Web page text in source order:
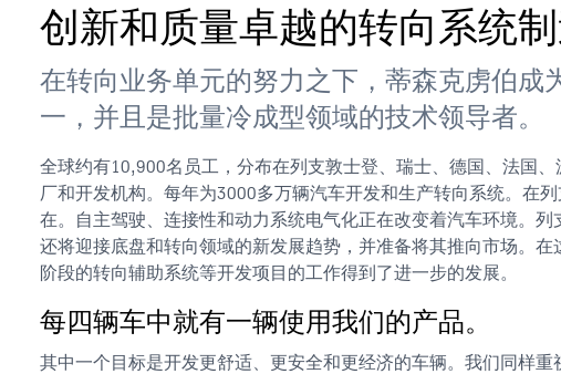
创新和质量卓越的转向系统
在转向业务单元的努力之下，蒂森克虏伯成
一，并且是批量冷成型领域的技术领导者。
全球约有10,900名员工，分布在列支敦士登、瑞士、德国、法国
厂和开发机构。每年为3000多万辆汽车开发和生产转向系统。在
在。自主驾驶、连接性和动力系统电气化正在改变着汽车环境。
还将迎接底盘和转向领域的新发展趋势，并准备将其推向市场。
阶段的转向辅助系统等开发项目的工作得到了进一步的发展。
每四辆车中就有一辆使用我们的产品。
其中一个目标是开发更舒适、更安全和更经济的车辆。我们同样